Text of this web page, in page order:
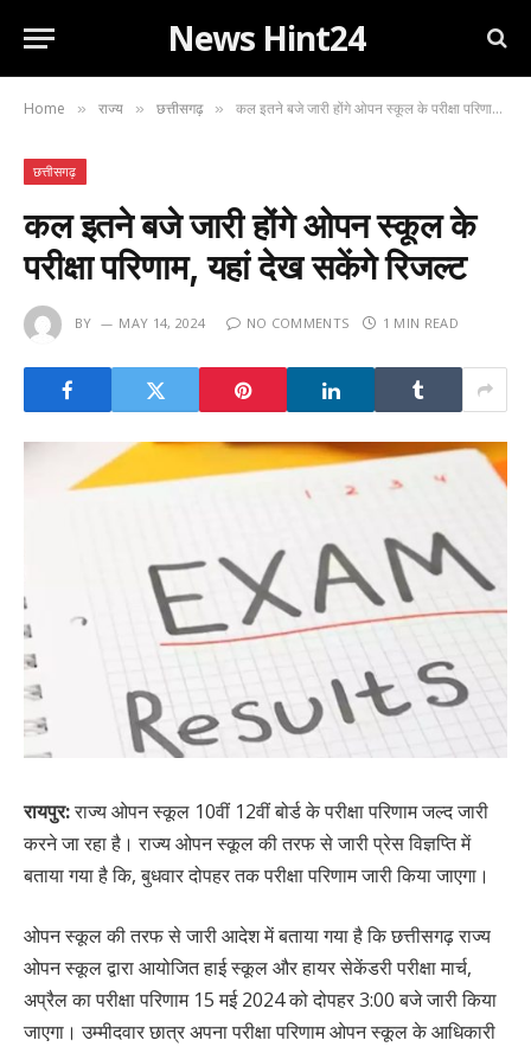
News Hint24
Home » राज्य » छत्तीसगढ़ » कल इतने बजे जारी होंगे ओपन स्कूल के परीक्षा परिणाम, यहां देख सकेंगे रिजल्ट
छत्तीसगढ़
कल इतने बजे जारी होंगे ओपन स्कूल के
परीक्षा परिणाम, यहां देख सकेंगे रिजल्ट
BY MAY 14, 2024 NO COMMENTS 1 MIN READ
रायपुर:राज्य ओपन स्कूल 10वीं 12वीं बोर्ड के परीक्षा परिणाम जल्द जारी
करने जा रहा है। राज्य ओपन स्कूल की तरफ से जारी प्रेस विज्ञप्ति में
बताया गया है कि, बुधवार दोपहर तक परीक्षा परिणाम जारी किया जाएगा।
ओपन स्कूल की तरफ से जारी आदेश में बताया गया है कि छत्तीसगढ़ राज्य
ओपन स्कूल द्वारा आयोजित हाई स्कूल और हायर सेकेंडरी परीक्षा मार्च,
अप्रैल का परीक्षा परिणाम 15 मई 2024 को दोपहर 3:00 बजे जारी किया
जाएगा। उम्मीदवार छात्र अपना परीक्षा परिणाम ओपन स्कूल के आधिकारी